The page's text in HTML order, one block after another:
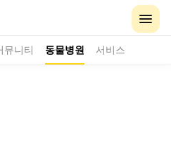
뮤니티 동물병원 서비스